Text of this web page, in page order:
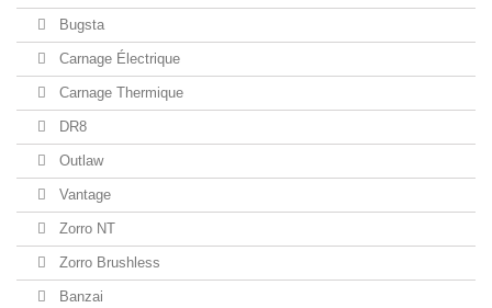
Bugsta
Carnage Électrique
Carnage Thermique
DR8
Outlaw
Vantage
Zorro NT
Zorro Brushless
Banzai